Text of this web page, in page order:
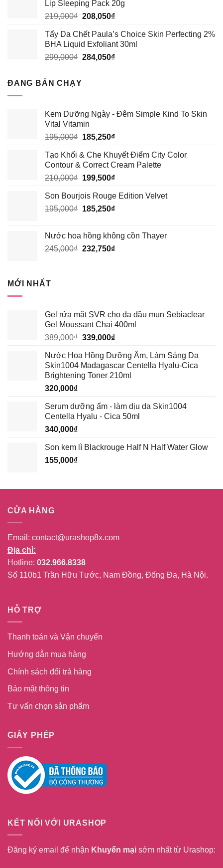
195,000₫.là:
185,250₫.
Lip Sleeping Pack 20g
219,000₫ Giá
là:
219,000₫.
208,050₫Giá
tại
là:
208,050₫.
Tẩy Da Chết Paula’s Choice Skin Perfecting 2%
BHA Liquid Exfoliant 30ml
299,000₫ Giá
là:
284,050₫Giá
ĐANG BÁN CHẠY
Kem Dưỡng Ngày - Đêm Simple Kind To Skin
Vital Vitamin
195,000₫ Giá
là:
195,000₫.
185,250₫Giá
tại
là:
185,250₫.
Tạo Khối & Che Khuyết Điểm City Color
Contour & Correct Cream Palette
210,000₫ Giá
là:
210,000₫.
199,500₫Giá
tại
là:
Son Bourjois Rouge Edition Velvet
195,000₫ Giá
195,000₫.
185,250₫Giá
là:
185,250₫.
Nước hoa hồng không cồn Thayer
245,000₫ Giá
232,750₫Giá
MỚI NHẤT
Gel rửa mặt SVR cho da dầu mụn Sebiaclear
Gel Moussant Chai 400ml
389,000₫ Giá
là:
389,000₫.
339,000₫Giá
tại
là:
339,000₫.
Nước Hoa Hồng Dưỡng Ẩm, Làm Sáng Da
Skin1004 Madagascar Centella Hyalu-Cica
Brightening Toner 210ml
320,000₫
Serum dưỡng ẩm - làm dịu da Skin1004
Centella Hyalu - Cica 50ml
340,000₫
Son kem lì Blackrouge Half N Half Water Glow
155,000₫
CỬA HÀNG
Email: contact@urashop8x.com
Địa chỉ:
Hotline: 032.966.8338
Số 110b1 Trần Hữu Tước, Nam Đồng, Đống Đa, Hà Nội.
HỖ TRỢ
Thanh toán và Vận chuyển
Hướng dẫn mua hàng
Chính sách đổi trả hàng
Bảo mật thông tin
Tư vấn chọn sản phẩm
GIẤY PHÉP
KẾT NỐI VỚI URASHOP
Đăng ký email để nhận Khuyến mại sớm nhất từ Urashop: